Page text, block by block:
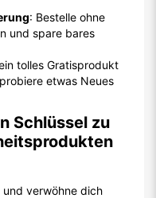
: Bestelle ohne
und spare bares
tolles Gratisprodukt
etwas Neues
Schlüssel zu
verwöhne dich